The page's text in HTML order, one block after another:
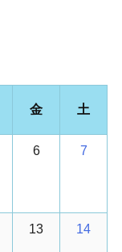
金 土
6 7
13 14